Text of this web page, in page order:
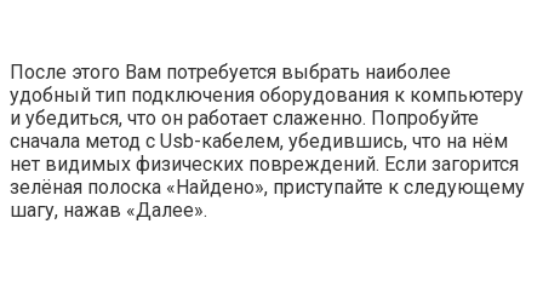
После этого Вам потребуется выбрать наиболее
удобный тип подключения оборудования к компьютеру
и убедиться, что он работает слаженно. Попробуйте
сначала метод с Usb-кабелем, убедившись, что на нём
нет видимых физических повреждений. Если загорится
зелёная полоска «Найдено», приступайте к следующему
шагу, нажав «Далее».